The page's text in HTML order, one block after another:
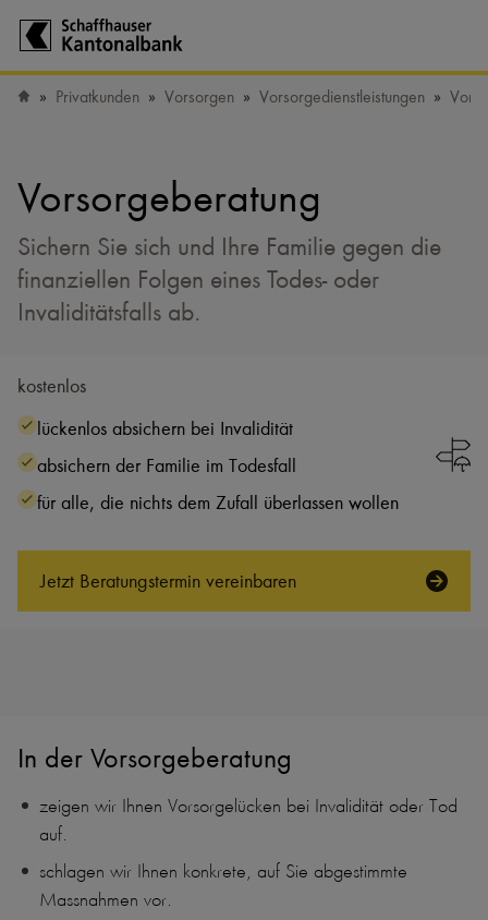
Privatkunden Vorsorgen Vorsorgedienstleistungen
Vorsorgeberatung
Sichern Sie sich und Ihre Familie gegen die
finanziellen Folgen eines Todes- oder
Invaliditätsfalls ab.
kostenlos
lückenlos absichern bei Invalidität
absichern der Familie im Todesfall
für alle, die nichts dem Zufall überlassen wollen
Jetzt Beratungs­termin vereinbaren
In der Vorsorgeberatung
zeigen wir Ihnen Vorsorgelücken bei Invalidität oder Tod
auf.
schlagen wir Ihnen konkrete, auf Sie abgestimmte
Massnahmen vor.